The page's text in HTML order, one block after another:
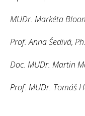
MUDr. Markéta
Prof. Anna Šedivá,
Doc. MUDr. Martin
Prof. MUDr. Tomáš